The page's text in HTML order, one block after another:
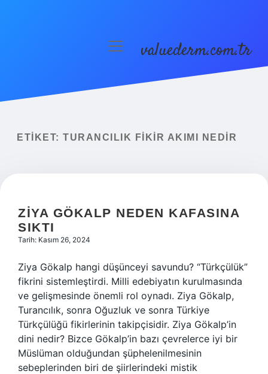
Yasal Uyarı
menüyüvaluederm.com.tr
ETIKET: TURANCILIK FIKIR AKIMI NEDIR
ZIYA GÖKALP NEDEN KAFASINA
SIKTI
Tarih: Kasım 26, 2024
Ziya Gökalp hangi düşünceyi savundu? “Türkçülük”
fikrini sistemleştirdi. Milli edebiyatın kurulmasında
ve gelişmesinde önemli rol oynadı. Ziya Gökalp,
Turancılık, sonra Oğuzluk ve sonra Türkiye
Türkçülüğü fikirlerinin takipçisidir. Ziya Gökalp’in
dini nedir? Bizce Gökalp’in bazı çevrelerce iyi bir
Müslüman olduğundan şüphelenilmesinin
sebeplerinden biri de şiirlerindeki mistik